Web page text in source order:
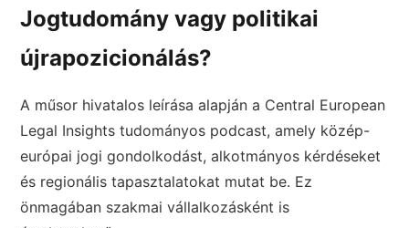
Jogtudomány vagy politikai
újrapozicionálás?
A műsor hivatalos leírása alapján a Central European
Legal Insights tudományos podcast, amely közép-
európai jogi gondolkodást, alkotmányos kérdéseket
és regionális tapasztalatokat mutat be. Ez
önmagában szakmai vállalkozásként is